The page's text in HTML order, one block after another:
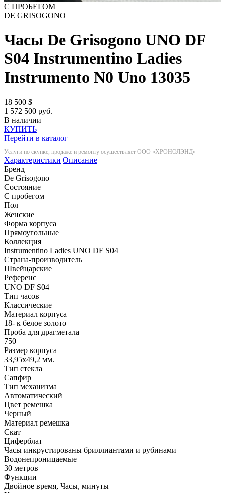
С ПРОБЕГОМ
DE GRISOGONO
Часы De Grisogono UNO DF
S04 Instrumentino Ladies
Instrumento N0 Uno 13035
18 500 $
1 572 500 руб.
В наличии
КУПИТЬ
Перейти в каталог
Услуги по скупке, продаже и ремонту осуществляет ООО «ХРОНОЛЭНД»
Характеристики Описание
Бренд
De Grisogono
Состояние
С пробегом
Пол
Женские
Форма корпуса
Прямоугольные
Коллекция
Instrumentino Ladies UNO DF S04
Страна-производитель
Швейцарские
Референс
UNO DF S04
Тип часов
Классические
Материал корпуса
18- к белое золото
Проба для драгметала
750
Размер корпуса
33,95x49,2 мм.
Тип стекла
Сапфир
Тип механизма
Автоматический
Цвет ремешка
Черный
Материал ремешка
Скат
Циферблат
Часы инкрустированы бриллиантами и рубинами
Водонепроницаемые
30 метров
Функции
Двойное время, Часы, минуты